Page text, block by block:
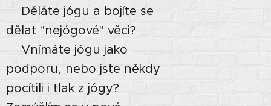
⭐Děláte jógu a bojíte se
dělat "nejógové" věci?
⭐Vnímáte jógu jako
podporu, nebo jste někdy
pocítili i tlak z jógy?